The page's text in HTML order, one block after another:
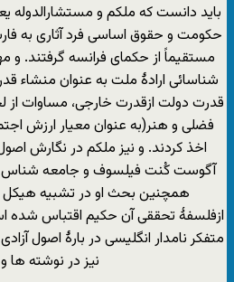
باید دانست که ملکم و مستشارالدوله
حکومت و حقوق اساسی فرد آثاری به
مستقیماً از حکمای فرانسه گرفتند. و
شناسائی ارادۀ ملت به عنوان منشاء
قدرت دولت ازقدرت خارجی، مساوات از
فضلی و هنر(به عنوان معیار ارزش
اخذ کردند. و نیز ملکم در نگارش
آگوست کُنت فیلسوف و جامعه شناس
همچنین بحث او در تشبیه هیکل
ازفلسفۀ تحققی آن حکیم اقتباس شده
متفکر نامدار انگلیسی در بارۀ اصول
نیز در نوشته ها